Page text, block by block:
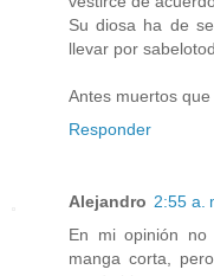
Su diosa ha de
llevar por
Antes muertos que
Responder
Alejandro 2:55 a.
En mi opinión no
manga corta,